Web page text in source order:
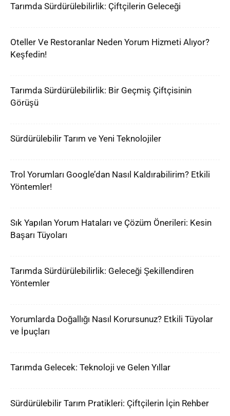
Tarımda Sürdürülebilirlik: Çiftçilerin Geleceği
Oteller Ve Restoranlar Neden Yorum Hizmeti Alıyor?
Keşfedin!
Tarımda Sürdürülebilirlik: Bir Geçmiş Çiftçisinin
Görüşü
Sürdürülebilir Tarım ve Yeni Teknolojiler
Trol Yorumları Google’dan Nasıl Kaldırabilirim? Etkili
Yöntemler!
Sık Yapılan Yorum Hataları ve Çözüm Önerileri: Kesin
Başarı Tüyoları
Tarımda Sürdürülebilirlik: Geleceği Şekillendiren
Yöntemler
Yorumlarda Doğallığı Nasıl Korursunuz? Etkili Tüyolar
ve İpuçları
Tarımda Gelecek: Teknoloji ve Gelen Yıllar
Sürdürülebilir Tarım Pratikleri: Çiftçilerin İçin Rehber